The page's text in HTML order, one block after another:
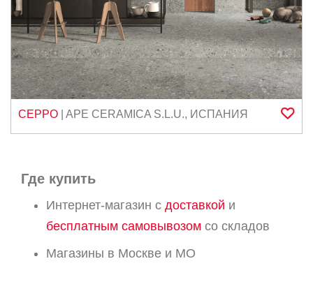
CEPPO APE CERAMICA S.L.U., ИСПАНИЯ
Где купить
Интернет-магазин с доставкой и
бесплатным самовывозом со складов
Магазины в Москве и МО